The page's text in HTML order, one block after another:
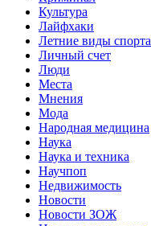
Культура
Лайфхаки
Летние виды спорта
Личный счет
Люди
Места
Мнения
Мода
Народная медицина
Наука
Наука и техника
Научпоп
Недвижимость
Новости
Новости ЗОЖ